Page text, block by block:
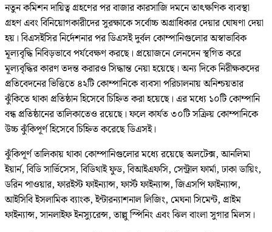
নতুন কমিশন দায়িত্ব গ্রহণের পর বাজার কারসাজি দমনে তাৎক্ষণিক ব্যবস্থা
গ্রহণ এবং বিনিয়োগকারীদের সুরক্ষাকে সর্বোচ্চ অগ্রাধিকার দেয়ার ঘোষণা দেয়া
হয়। বিএসইসির নির্দেশনার পর ডিএসই দুর্বল কোম্পানিগুলোর অস্বাভাবিক
মূল্যবৃদ্ধি নিবিড়ভাবে পর্যবেক্ষণ করছে। প্রয়োজনে লেনদেন স্থগিত করে
মূল্যবৃদ্ধির কারণ তদন্ত করারও সিদ্ধান্ত নেয়া হয়েছে। অন্য দিকে নিরীক্ষকদের
প্রতিবেদনের ভিত্তিতে ৪২টি কোম্পানিকে ব্যবসা পরিচালনায় অনিশ্চয়তার
ঝুঁকিতে থাকা প্রতিষ্ঠান হিসেবে চিহ্নিত করা হয়েছে। এর মধ্যে ১০টি কোম্পানি
বন্ধ প্রতিষ্ঠানের তালিকাতেও রয়েছে। ফলে কার্যত ৩০টি সক্রিয় কোম্পানিকে
উচ্চ ঝুঁকিপূর্ণ হিসেবে চিহ্নিত করেছে ডিএসই।
ঝুঁকিপূর্ণ তালিকায় থাকা কোম্পানিগুলোর মধ্যে রয়েছে অলটেক্স, আনলিমা
ইয়ার্ন, বিডি সার্ভিসেস, বিডিথাই ফুড, বিআইএফসি, সেন্ট্রাল ফার্মা, ঢাকা ডায়িং,
ডরিন পাওয়ার, ফারইস্ট ফাইন্যান্স, ফার্স্ট ফাইন্যান্স, জিএসপি ফাইন্যান্স,
আইসিবি ইসলামিক ব্যাংক, ইন্টারন্যাশনাল লিজিং, মেঘনা সিমেন্ট, প্রাইম
ফাইন্যান্স, সানলাইফ ইনস্যুরেন্স, তাল্লু স্পিনিং এবং ঝিল বাংলা সুগার মিলস।